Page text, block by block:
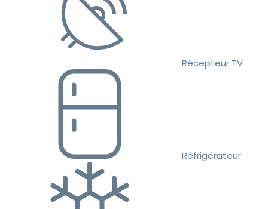
Récepteur TV
Réfrigérateur